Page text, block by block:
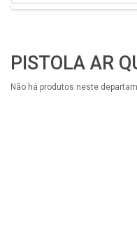
PISTOLA AR
Não há produtos neste